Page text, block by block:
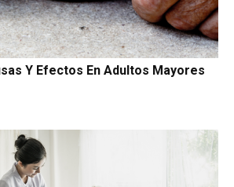
Y Efectos En Adultos Mayores